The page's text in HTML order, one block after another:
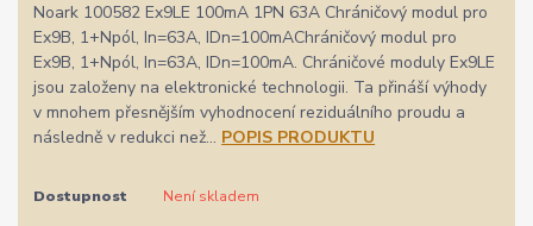
Noark 100582 Ex9LE 100mA 1PN 63A Chráničový modul pro
Ex9B, 1+Npól, In=63A, IDn=100mAChráničový modul pro
Ex9B, 1+Npól, In=63A, IDn=100mA. Chráničové moduly Ex9LE
jsou založeny na elektronické technologii. Ta přináší výhody
v mnohem přesnějším vyhodnocení reziduálního proudu a
následně v redukci než... POPIS PRODUKTU
Dostupnost Není skladem